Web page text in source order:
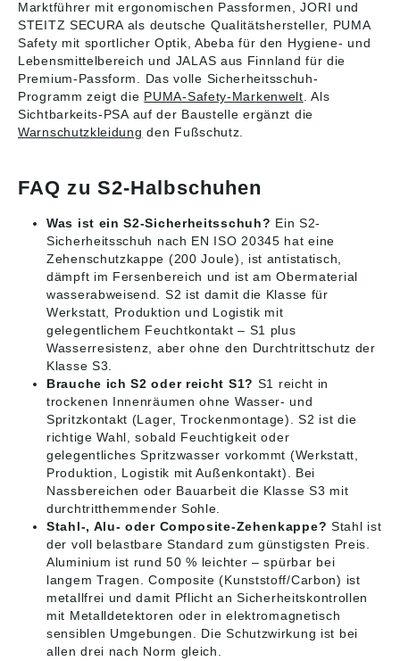
Marktführer mit ergonomischen Passformen, JORI und
STEITZ SECURA als deutsche Qualitätshersteller, PUMA
Safety mit sportlicher Optik, Abeba für den Hygiene- und
Lebensmittelbereich und JALAS aus Finnland für die
Premium-Passform. Das volle Sicherheitsschuh-
Programm zeigt die PUMA-Safety-Markenwelt . Als
Sichtbarkeits-PSA auf der Baustelle ergänzt die
Warnschutzkleidung den Fußschutz.
FAQ zu S2-Halbschuhen
Was ist ein S2-Sicherheitsschuh? Ein S2-
Sicherheitsschuh nach EN ISO 20345 hat eine
Zehenschutzkappe (200 Joule), ist antistatisch,
dämpft im Fersenbereich und ist am Obermaterial
wasserabweisend. S2 ist damit die Klasse für
Werkstatt, Produktion und Logistik mit
gelegentlichem Feuchtkontakt – S1 plus
Wasserresistenz, aber ohne den Durchtrittschutz der
Klasse S3.
Brauche ich S2 oder reicht S1? S1 reicht in
trockenen Innenräumen ohne Wasser- und
Spritzkontakt (Lager, Trockenmontage). S2 ist die
richtige Wahl, sobald Feuchtigkeit oder
gelegentliches Spritzwasser vorkommt (Werkstatt,
Produktion, Logistik mit Außenkontakt). Bei
Nassbereichen oder Bauarbeit die Klasse S3 mit
durchtritthemmender Sohle.
Stahl-, Alu- oder Composite-Zehenkappe? Stahl ist
der voll belastbare Standard zum günstigsten Preis.
Aluminium ist rund 50 % leichter – spürbar bei
langem Tragen. Composite (Kunststoff/Carbon) ist
metallfrei und damit Pflicht an Sicherheitskontrollen
mit Metalldetektoren oder in elektromagnetisch
sensiblen Umgebungen. Die Schutzwirkung ist bei
allen drei nach Norm gleich.